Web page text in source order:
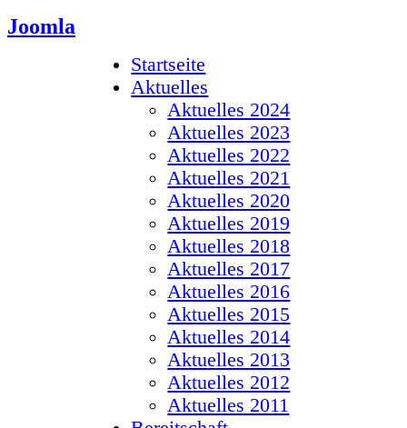
Joomla
Startseite
Aktuelles
Aktuelles 2024
Aktuelles 2023
Aktuelles 2022
Aktuelles 2021
Aktuelles 2020
Aktuelles 2019
Aktuelles 2018
Aktuelles 2017
Aktuelles 2016
Aktuelles 2015
Aktuelles 2014
Aktuelles 2013
Aktuelles 2012
Aktuelles 2011